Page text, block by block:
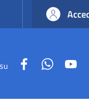
Facebook